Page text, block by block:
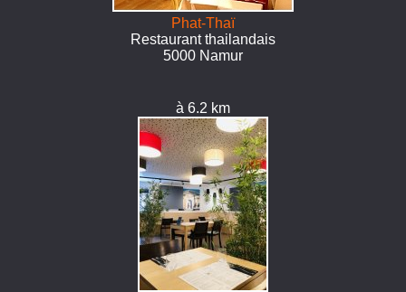
Phat-Thaï
Restaurant thailandais
5000 Namur
à 6.2 km